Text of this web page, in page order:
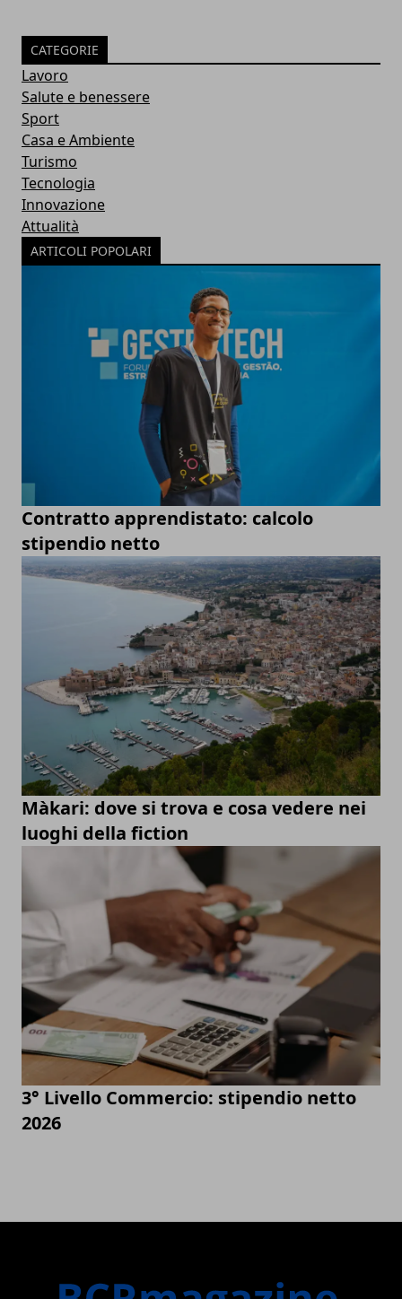
CATEGORIE
Lavoro
Salute e benessere
Sport
Casa e Ambiente
Turismo
Tecnologia
Innovazione
Attualità
ARTICOLI POPOLARI
Contratto apprendistato: calcolo
stipendio netto
Màkari: dove si trova e cosa vedere nei
luoghi della fiction
3° Livello Commercio: stipendio netto
2026